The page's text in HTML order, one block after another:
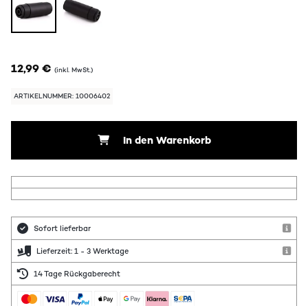
12,99 € (inkl. MwSt.)
ARTIKELNUMMER: 10006402
In den Warenkorb
Sofort lieferbar
Lieferzeit: 1 - 3 Werktage
14 Tage Rückgaberecht